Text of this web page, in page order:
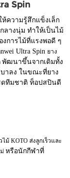
Spin
ความรู้สึกแข็งเล็ก
ลางนุ่ม ทำให้เป็นไม้
การไม้ที่แรงพอดี ๆ
Ultra Spin ยาง
พัฒนาขึ้นจากเดิมทั้ง
าลง ในขณะที่ยาง
รดทีมชาติ ท็อปสปินดี
ม้ KOTO ส่งลูกเร็วและ
หรือนักกีฬาที่